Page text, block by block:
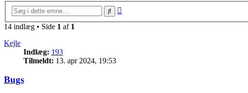
Søg
14 indlæg • Side 1 af 1
Kejle
Indlæg: 193
Tilmeldt: 13. apr 2024, 19:53
Bugs